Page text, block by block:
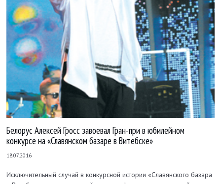
Белорус Алексей Гросс завоевал Гран-при в юбилейном
конкурсе на «Славянском базаре в Витебске»
18.07.2016
Исключительный случай в конкурсной истории «Славянского базара